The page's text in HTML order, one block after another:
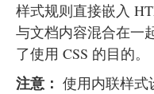
样式规则直接嵌入
与文档内容混合在一
了使用 CSS 的目的。
注意： 使用内联样式